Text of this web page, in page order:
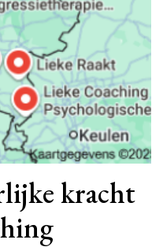
kracht